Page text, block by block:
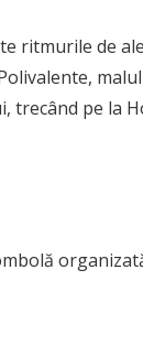
ritmurile de
trecând pe la